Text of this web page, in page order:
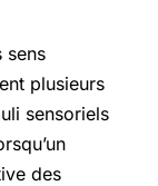
sens
plusieurs
sensoriels
des